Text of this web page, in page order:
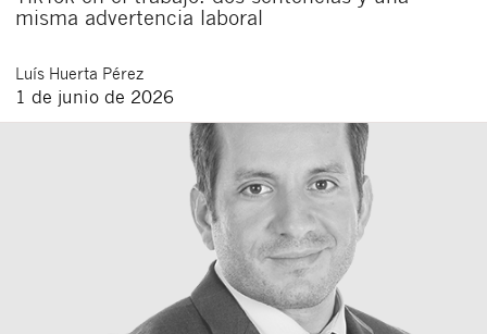
misma advertencia laboral
Luís Huerta Pérez
1 de junio de 2026